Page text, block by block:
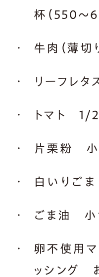
杯（550～
牛肉（薄
リーフレ
トマト 1/
片栗粉 小
白いりご
ごま油 小
卵不使用マ
ッシング